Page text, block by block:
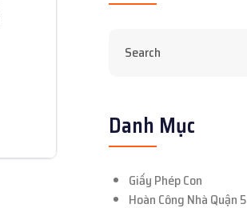
Danh Mục
Giấy Phép Con
Hoàn Công Nhà Quận 5